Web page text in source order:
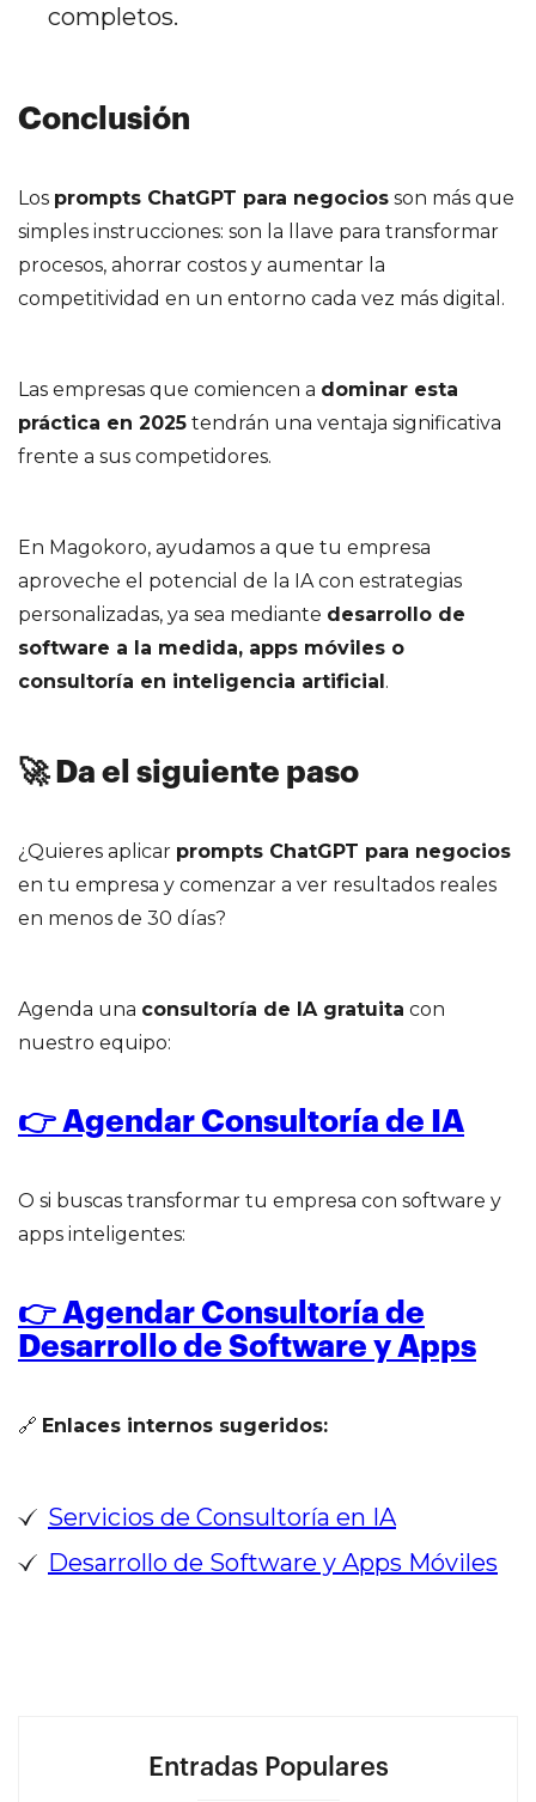
completos.
Conclusión
Los prompts ChatGPT para negocios son más que
simples instrucciones: son la llave para transformar
procesos, ahorrar costos y aumentar la
competitividad en un entorno cada vez más digital.
Las empresas que comiencen a dominar esta
práctica en 2025 tendrán una ventaja significativa
frente a sus competidores.
En Magokoro, ayudamos a que tu empresa
aproveche el potencial de la IA con estrategias
personalizadas, ya sea mediante desarrollo de
software a la medida, apps móviles o
consultoría en inteligencia artificial .
🚀 Da el siguiente paso
¿Quieres aplicar prompts ChatGPT para negocios
en tu empresa y comenzar a ver resultados reales
en menos de 30 días?
Agenda una consultoría de IA gratuita con
nuestro equipo:
👉 Agendar Consultoría de IA
O si buscas transformar tu empresa con software y
apps inteligentes:
👉 Agendar Consultoría de
Desarrollo de Software y Apps
🔗 Enlaces internos sugeridos:
Servicios de Consultoría en IA
Desarrollo de Software y Apps Móviles
Entradas Populares